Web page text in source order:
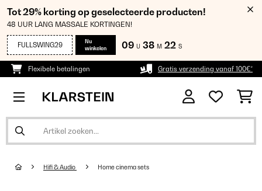
Tot 29% korting op geselecteerde producten!
48 UUR LANG MASSALE KORTINGEN!
FULLSWING29
Nu
winkelen
09 U 38 M 21 S
Flexibele betalingen Gratis verzending vanaf 100€*
Hifi & Audio Home cinema sets